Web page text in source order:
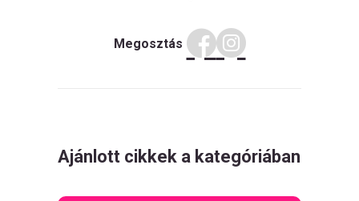
Megosztás
Ajánlott cikkek a kategóriában